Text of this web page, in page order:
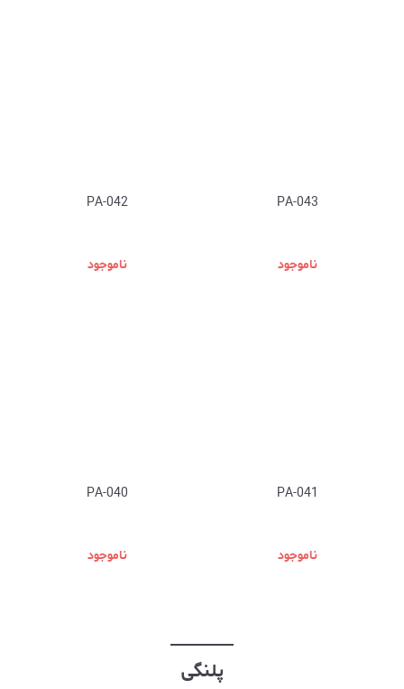
PA-043
ناموجود
PA-042
ناموجود
PA-041
ناموجود
PA-040
ناموجود
پلنگی